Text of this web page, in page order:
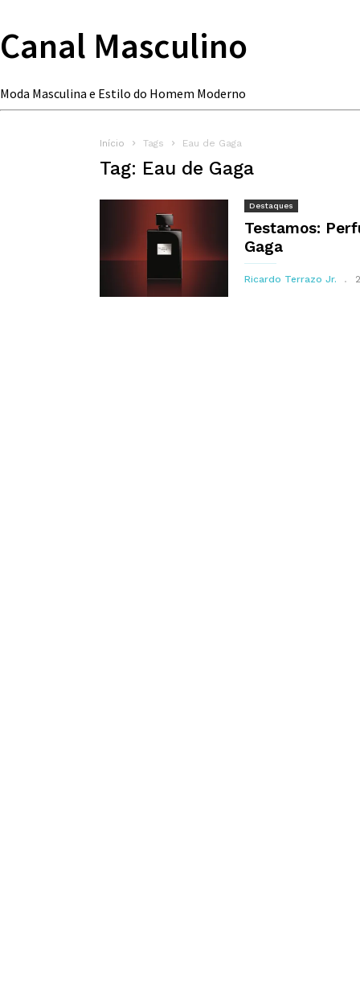
Canal Masculino
Moda Masculina e Estilo do Homem Moderno
Início Tags Eau de Gaga
Tag: Eau de Gaga
Destaques
Testamos:
Gaga
Ricardo Terrazo Jr.